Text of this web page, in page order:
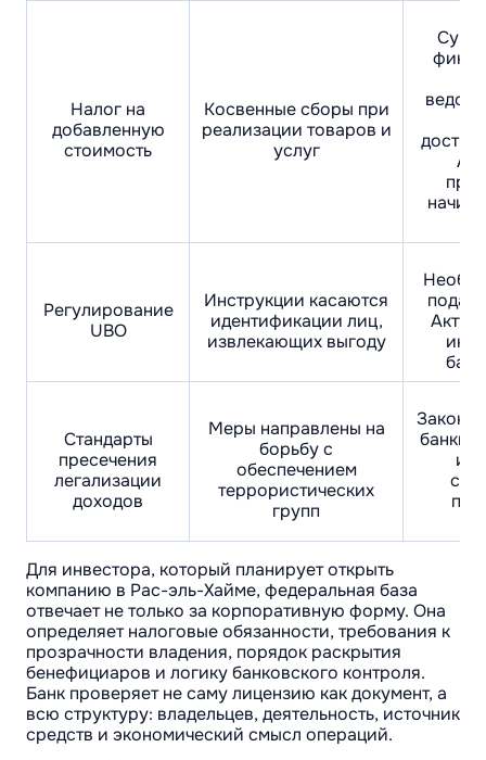
Налог на
добавленную
стоимость
Косвенные сборы при
реализации товаров и
услуг
Регулирование
UBO
Инструкции касаются
идентификации лиц,
извлекающих выгоду
Стандарты
пресечения
легализации
доходов
Меры направлены на
борьбу с
обеспечением
террористических
групп
банки,
Для инвестора, который планирует открыть
компанию в Рас-эль-Хайме, федеральная база
отвечает не только за корпоративную форму. Она
определяет налоговые обязанности, требования к
прозрачности владения, порядок раскрытия
бенефициаров и логику банковского контроля.
Банк проверяет не саму лицензию как документ, а
всю структуру: владельцев, деятельность, источник
средств и экономический смысл операций.